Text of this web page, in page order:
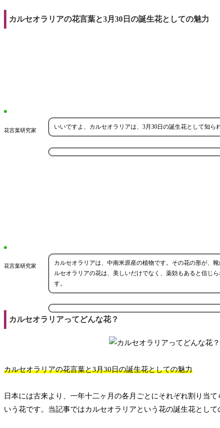
カルセオラリアの花言葉と3月30日の誕生花としての魅力
花言葉研究家 いいですよ、カルセオラリアは、3月30日の誕生花として知
花言葉研究家
カルセオラリアは、中南米原産の植物です。その花の形が、
ルセオラリアの花は、美しいだけでなく、薬効もあると信じ
す。
カルセオラリアってどんな花？
カルセオラリアの花言葉と3月30日の誕生花としての魅力
日本には古来より、一年十二ヶ月の各月ごとにそれぞれ割り当
いう花です。当記事ではカルセオラリアという花の誕生花として